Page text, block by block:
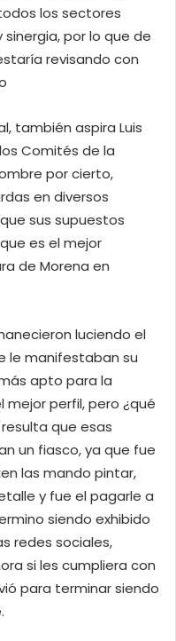
los sectores
por lo que de
revisando con
también aspira Luis
Comités de la
por cierto,
en diversos
sus supuestos
es el mejor
de Morena en
luciendo el
le manifestaban su
apto para la
perfil, pero ¿qué
que esas
un fiasco, ya que fue
las mando pintar,
y fue el pagarle a
siendo exhibido
redes sociales,
si les cumpliera con
para terminar siendo